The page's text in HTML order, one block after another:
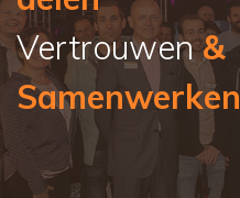
Vertrouwen&
Samenwerken